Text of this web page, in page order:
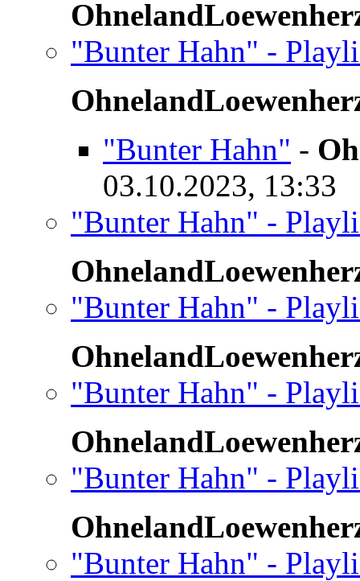
"Bunter Hahn" -
"Bunter Hahn" -
03.10.2023, 13:33
"Bunter Hahn" -
"Bunter Hahn" -
"Bunter Hahn" -
"Bunter Hahn" -
"Bunter Hahn" -